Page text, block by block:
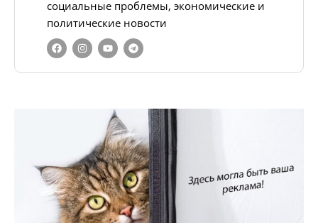
социальные проблемы, экономические и
политические новости